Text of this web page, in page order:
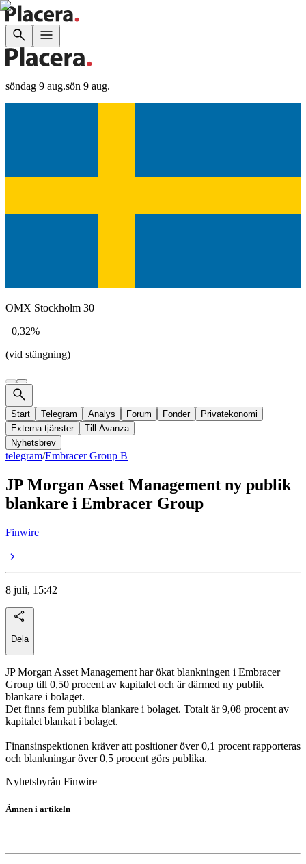
söndag 9 aug.sön 9 aug.
OMX Stockholm 30
−0,32%
(vid stängning)
Start Telegram Analys Forum Fonder
Privatekonomi
Externa tjänster
Till Avanza
Nyhetsbrev
telegram/Embracer Group B
JP Morgan Asset Management ny publik
blankare i Embracer Group
Finwire
8 juli, 15:42
Dela
JP Morgan Asset Management har ökat blankningen i Embracer
Group till 0,50 procent av kapitalet och är därmed ny publik
blankare i bolaget.
Det finns fem publika blankare i bolaget. Totalt är 9,08 procent av
kapitalet blankat i bolaget.
Finansinspektionen kräver att positioner över 0,1 procent rapporteras
och blankningar över 0,5 procent görs publika.
Nyhetsbyrån Finwire
Ämnen i artikeln